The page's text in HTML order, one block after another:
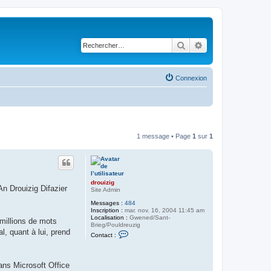
Rechercher
Connexion
1 message • Page 1 sur 1
drouizig
Site Admin
Messages : 484
Inscription : mar. nov. 16, 2004 11:45 am
Localisation : Gwened/Sant-
Brieg/Pouldreuzig
Contact :
Drouizig Difazier
de mots
quant à lui, prend
Microsoft Office